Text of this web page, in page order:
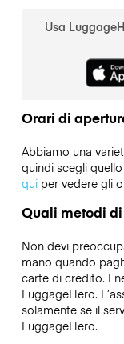
Usa
Orari di
Abbiamo una
quindi scegli
quiper vedere gli
Quali metodi
Non devi
mano quando
carte di credito. I
LuggageHero.
solamente se il
LuggageHero.